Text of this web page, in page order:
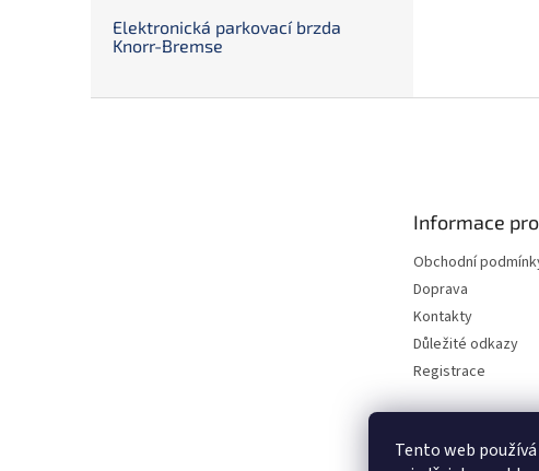
Tento web
Elektronická parkovací brzda
Knorr-Bremse
Informace
Obchodní
Doprava
Kontakty
Důležité odkazy
Registrace